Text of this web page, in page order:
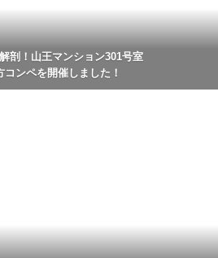
剖！山王マンション301号室
ンペを開催しました！